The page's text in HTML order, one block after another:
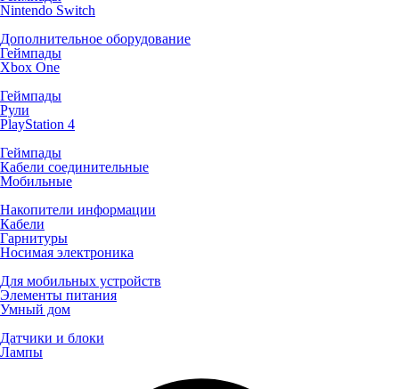
Nintendo Switch
Дополнительное оборудование
Геймпады
Xbox One
Геймпады
Рули
PlayStation 4
Геймпады
Кабели соединительные
Мобильные
Накопители информации
Кабели
Гарнитуры
Носимая электроника
Для мобильных устройств
Элементы питания
Умный дом
Датчики и блоки
Лампы